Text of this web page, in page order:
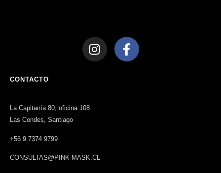
CONTACTO
La Capitanía 80, oficina 108
Las Condes, Santiago
+56 9 7374 9799
CONSULTAS@PINK-MASK.CL